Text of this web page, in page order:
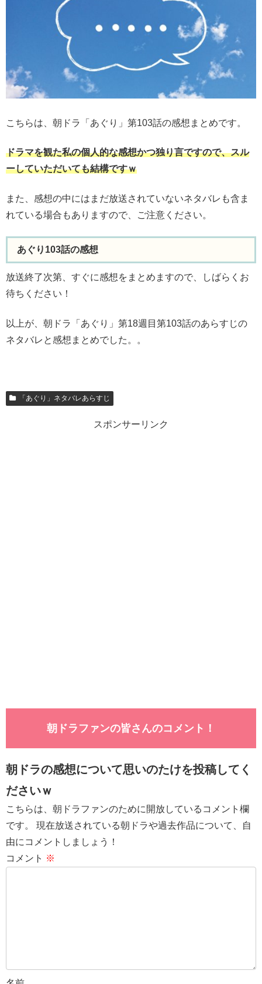
こちらは、朝ドラ「あぐり」第103話の感想まとめです。
ドラマを観た私の個人的な感想かつ独り言ですので、スル
ーしていただいても結構ですｗ
また、感想の中にはまだ放送されていないネタバレも含ま
れている場合もありますので、ご注意ください。
あぐり103話の感想
放送終了次第、すぐに感想をまとめますので、しばらくお
待ちください！
以上が、朝ドラ「あぐり」第18週目第103話のあらすじの
ネタバレと感想まとめでした。。
「あぐり」ネタバレあらすじ
スポンサーリンク
朝ドラファンの皆さんのコメント！
朝ドラの感想について思いのたけを投稿してく
ださいｗ
こちらは、朝ドラファンのために開放しているコメント欄
です。 現在放送されている朝ドラや過去作品について、自
由にコメントしましょう！
コメント ※